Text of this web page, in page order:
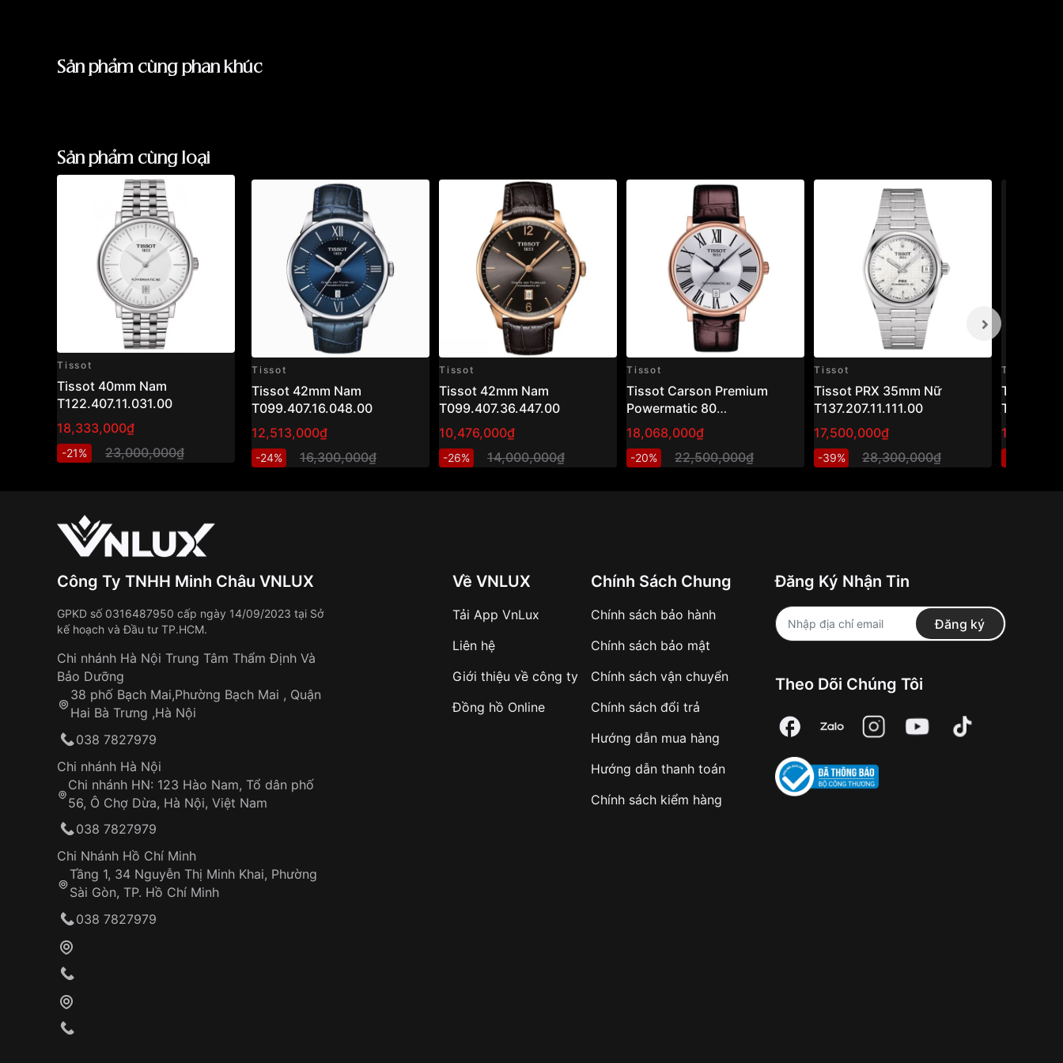
Sản phẩm cùng phân khúc
Sản phẩm cùng loại
Tissot
Tissot 40mm Nam
T122.407.11.031.00
18,333,000₫
-21% 23,000,000₫
Tissot
Tissot 42mm Nam
T099.407.16.048.00
12,513,000₫
-24% 16,300,000₫
Tissot
Tissot 42mm Nam
T099.407.36.447.00
10,476,000₫
-26% 14,000,000₫
Tissot
Tissot Carson Premium
Powermatic 80
T122.407.36.033.00 (40mm)
– Đồng hồ nam cơ Thụy Sỹ
mạ vàng hồng sang trọng
18,068,000₫
-20% 22,500,000₫
Tissot
Tissot PRX 35mm Nữ
T137.207.11.111.00
17,500,000₫
-39% 28,300,000₫
Tissot
Tissot
Công Ty TNHH Minh Châu VNLUX
GPKD số 0316487950 cấp ngày 14/09/2023 tại Sở
kế hoạch và Đầu tư TP.HCM.
Chi nhánh Hà Nội Trung Tâm Thẩm Định Và
Bảo Dưỡng
38 phố Bạch Mai,Phường Bạch Mai , Quận
Hai Bà Trưng ,Hà Nội
038 7827979
Chi nhánh Hà Nội
Chi nhánh HN: 123 Hào Nam, Tổ dân phố
56, Ô Chợ Dừa, Hà Nội, Việt Nam
038 7827979
Chi Nhánh Hồ Chí Minh
Tầng 1, 34 Nguyễn Thị Minh Khai, Phường
Sài Gòn, TP. Hồ Chí Minh
038 7827979
Về VNLUX
Tải App VnLux
Liên hệ
Giới thiệu về công ty
Đồng hồ Online
Chính Sách Chung
Chính sách bảo hành
Chính sách bảo mật
Chính sách vận chuyển
Chính sách đổi trả
Hướng dẫn mua hàng
Hướng dẫn thanh toán
Chính sách kiểm hàng
Đăng Ký Nhận Tin
Đăng ký
Theo Dõi Chúng Tôi